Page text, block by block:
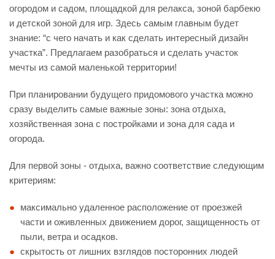
огородом и садом, площадкой для релакса, зоной барбекю
и детской зоной для игр. Здесь самым главным будет
знание: “с чего начать и как сделать интересный дизайн
участка”. Предлагаем разобраться и сделать участок
мечты из самой маленькой территории!
При планировании будущего придомового участка можно
сразу выделить самые важные зоны: зона отдыха,
хозяйственная зона с постройками и зона для сада и
огорода.
Для первой зоны - отдыха, важно соответствие следующим
критериям:
максимально удаленное расположение от проезжей
части и оживленных движением дорог, защищенность от
пыли, ветра и осадков.
скрытость от лишних взглядов посторонних людей